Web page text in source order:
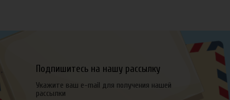
Подпишитесь на нашу рассылку
Укажите ваш e-mail для получения нашей
рассылки